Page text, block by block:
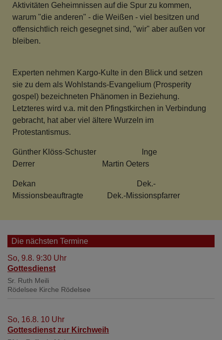
Aktivitäten Geheimnissen auf die Spur zu kommen,
warum "die anderen" - die Weißen - viel besitzen und
offensichtlich reich gesegnet sind, "wir" aber außen vor
bleiben.
Experten nehmen Kargo-Kulte in den Blick und setzen
sie zu dem als Wohlstands-Evangelium (Prosperity
gospel) bezeichneten Phänomen in Beziehung.
Letzteres wird v.a. mit den Pfingstkirchen in Verbindung
gebracht, hat aber viel ältere Wurzeln im
Protestantismus.
Günther Klöss-Schuster Inge
Derrer Martin Oeters
Dekan Dek.-
Missionsbeauftragte Dek.-Missionspfarrer
Die nächsten Termine
So, 9.8. 9:30 Uhr
Gottesdienst
Sr. Ruth Meili
Rödelsee Kirche Rödelsee
So, 16.8. 10 Uhr
Gottesdienst zur Kirchweih